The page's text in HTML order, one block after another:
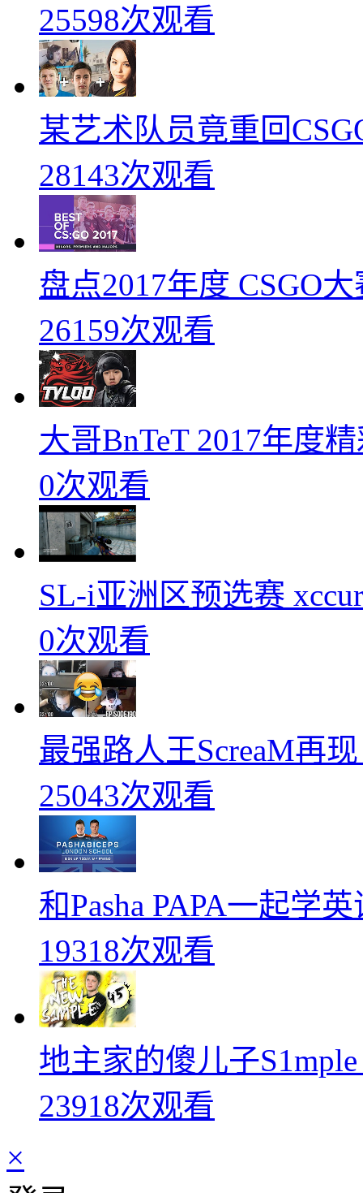
25598次观看
某艺术队员竟重回
28143次观看
盘点2017年度 CSGO
26159次观看
大哥BnTeT 2017年度
0次观看
SL-i亚洲区预选赛
0次观看
最强路人王ScreaM再
25043次观看
和Pasha PAPA一起学
19318次观看
地主家的傻儿子
23918次观看
×